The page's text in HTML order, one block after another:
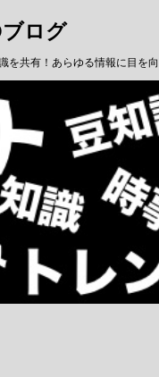
ログ
を共有！あらゆる情報に目を